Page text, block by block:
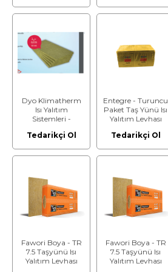
Kalınlık: 5 cm
Kalınlık: 6 cm
Dyo Klimatherm
Isı Yalıtım
Sistemleri -
Taşyünümaxi - Isı
Kalınlık: 8 cm
Tedarikçi Ol
Entegre - Turuncu
Paket Taş Yünü Isı
Yalıtım Levhası
Tedarikçi Ol
Fawori Boya - TR
7.5 Taşyünü Isı
Yalıtım Levhası
Fawori Boya - TR
7.5 Taşyünü Isı
Yalıtım Levhası